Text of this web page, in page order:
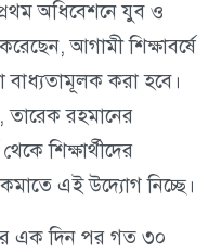
অধিবেশনে যুব ও
আগামী শিক্ষাবর্ষে
বাধ্যতামূলক করা হবে।
তারেক রহমানের
শিক্ষার্থীদের
কমাতে এই উদ্যোগ নিচ্ছে।
এক দিন পর গত ৩০